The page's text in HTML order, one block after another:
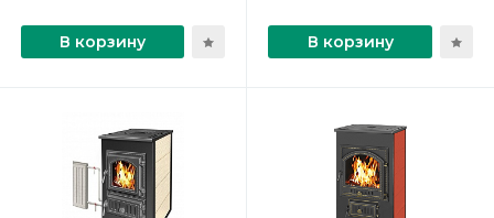
В корзину В корзину